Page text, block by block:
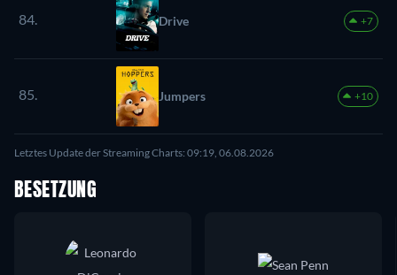
84. Drive +7
85. Jumpers +10
Letztes Update der Streaming Charts: 09:19, 06.08.2026
BESETZUNG